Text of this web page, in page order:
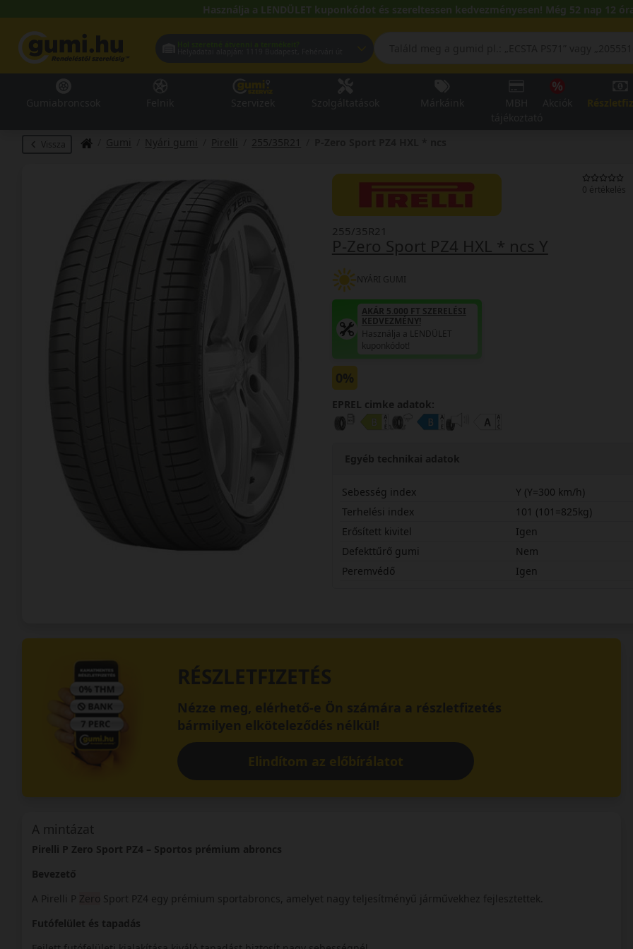
Használja a LENDÜLET kuponkódot és szereltessen kedvezményesen! Még 52 nap 12
Vissza Gumi Nyári gumi Pirelli 255/35R21
0 értékelés
P-Zero Sport PZ4 HXL * ncs Y
255/35R21
NYÁRI GUMI
AKÁR 5.000 FT SZERELÉSI
KEDVEZMÉNY!
Használja a LENDÜLET
kuponkódot!
0%
EPREL cimke adatok:
Egyéb technikai adatok
Sebesség index
Y (Y=300 km/h)
Terhelési index
101 (101=825kg)
Erősített kivitel
Igen
Defekttűrő gumi
Nem
Peremvédő
Igen
RÉSZLETFIZETÉS
Nézze meg, elérhető-e Ön számára a részletfizetés
bármilyen elköteleződés nélkül!
Elindítom az előbírálatot
A mintázat
Pirelli P Zero Sport PZ4 – Sportos prémium abroncs
Bevezető
A Pirelli P Zero Sport PZ4 egy prémium sportabroncs, amelyet nagy teljesítményű járművekhez fejlesztettek.
Futófelület és tapadás